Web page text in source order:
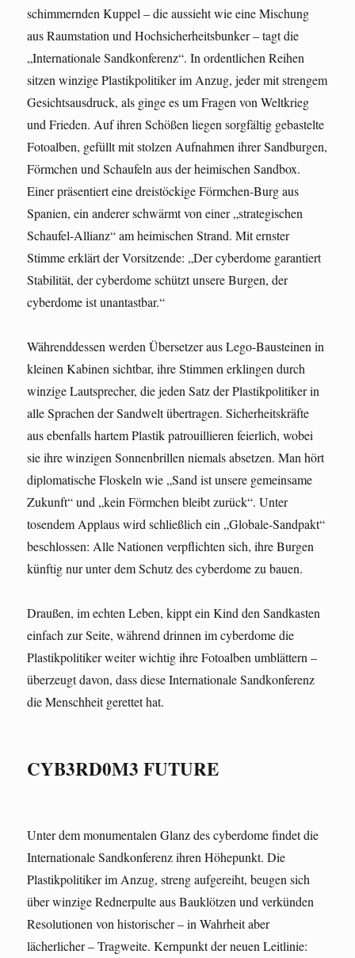
schimmernden Kuppel – die aussieht wie eine Mischung
aus Raumstation und Hochsicherheitsbunker – tagt die
„Internationale Sandkonferenz“. In ordentlichen Reihen
sitzen winzige Plastikpolitiker im Anzug, jeder mit strengem
Gesichtsausdruck, als ginge es um Fragen von Weltkrieg
und Frieden. Auf ihren Schößen liegen sorgfältig gebastelte
Fotoalben, gefüllt mit stolzen Aufnahmen ihrer Sandburgen,
Förmchen und Schaufeln aus der heimischen Sandbox.
Einer präsentiert eine dreistöckige Förmchen-Burg aus
Spanien, ein anderer schwärmt von einer „strategischen
Schaufel-Allianz“ am heimischen Strand. Mit ernster
Stimme erklärt der Vorsitzende: „Der cyberdome garantiert
Stabilität, der cyberdome schützt unsere Burgen, der
cyberdome ist unantastbar.“
Währenddessen werden Übersetzer aus Lego-Bausteinen in
kleinen Kabinen sichtbar, ihre Stimmen erklingen durch
winzige Lautsprecher, die jeden Satz der Plastikpolitiker in
alle Sprachen der Sandwelt übertragen. Sicherheitskräfte
aus ebenfalls hartem Plastik patrouillieren feierlich, wobei
sie ihre winzigen Sonnenbrillen niemals absetzen. Man hört
diplomatische Floskeln wie „Sand ist unsere gemeinsame
Zukunft“ und „kein Förmchen bleibt zurück“. Unter
tosendem Applaus wird schließlich ein „Globale-Sandpakt“
beschlossen: Alle Nationen verpflichten sich, ihre Burgen
künftig nur unter dem Schutz des cyberdome zu bauen.
Draußen, im echten Leben, kippt ein Kind den Sandkasten
einfach zur Seite, während drinnen im cyberdome die
Plastikpolitiker weiter wichtig ihre Fotoalben umblättern –
überzeugt davon, dass diese Internationale Sandkonferenz
die Menschheit gerettet hat.
CYB3RD0M3 FUTURE
Unter dem monumentalen Glanz des cyberdome findet die
Internationale Sandkonferenz ihren Höhepunkt. Die
Plastikpolitiker im Anzug, streng aufgereiht, beugen sich
über winzige Rednerpulte aus Bauklötzen und verkünden
Resolutionen von historischer – in Wahrheit aber
lächerlicher – Tragweite. Kernpunkt der neuen Leitlinie: